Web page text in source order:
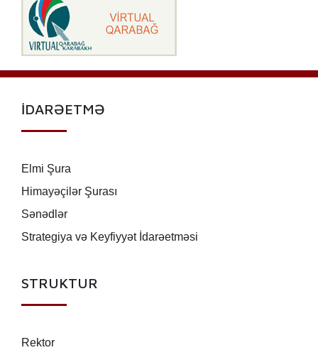
İDARƏETMƏ
Elmi Şura
Himayəçilər Şurası
Sənədlər
Strategiya və Keyfiyyət İdarəetməsi
STRUKTUR
Rektor